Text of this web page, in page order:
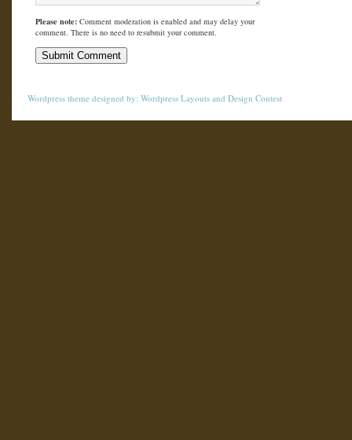
Please note: Comment moderation is enabled and may delay your
comment. There is no need to resubmit your comment.
Wordpress theme designed by: Wordpress Layouts and Design Contest